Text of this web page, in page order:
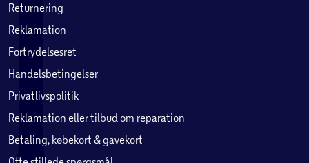
Returnering
Reklamation
Fortrydelsesret
Handelsbetingelser
Privatlivspolitik
Reklamation eller tilbud om reparation
Betaling, købekort & gavekort